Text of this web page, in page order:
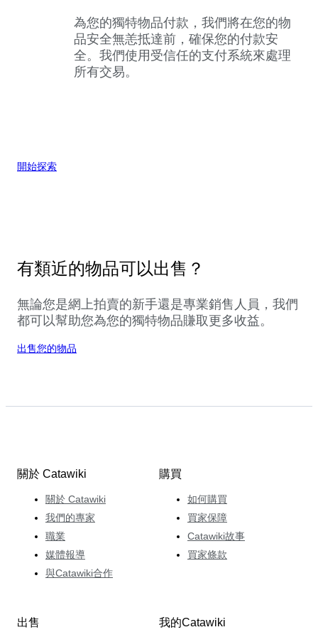
為您的獨特物品付款，我們將在您的物
品安全無恙抵達前，確保您的付款安
全。我們使用受信任的支付系統來處理
所有交易。
開始探索
有類近的物品可以出售？
無論您是網上拍賣的新手還是專業銷售人員，我們
都可以幫助您為您的獨特物品賺取更多收益。
出售您的物品
關於 Catawiki
關於 Catawiki
我們的專家
職業
媒體報導
與Catawiki合作
購買
如何購買
買家保障
Catawiki故事
買家條款
出售 我的Catawiki